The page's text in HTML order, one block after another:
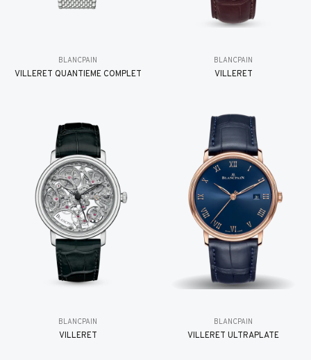
BLANCPAIN
VILLERET QUANTIÈME COMPLET
BLANCPAIN
VILLERET
BLANCPAIN
VILLERET
BLANCPAIN
VILLERET ULTRAPLATE